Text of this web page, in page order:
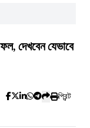
দেখবেন যেভাবে
প্রিন্ট